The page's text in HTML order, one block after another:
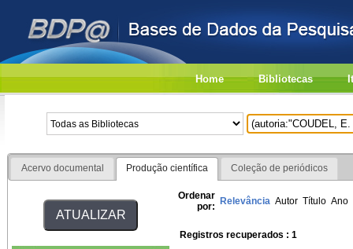
Home Bibliotecas
Acervo documental Produção científica Coleção de periódicos
Ordenar
por: Relevância Autor Título Ano
Registros recuperados : 1